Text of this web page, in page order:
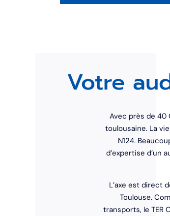
Votre
Avec près de 40
toulousaine. La
N124.
d’expertise d’un
L’axe est direct
Toulouse.
transports, le TER